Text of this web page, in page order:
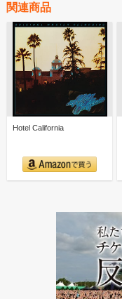
関連商品
Hotel California